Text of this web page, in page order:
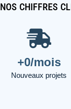
NOS CHIFFRES
Nouveaux projets
+0/mois